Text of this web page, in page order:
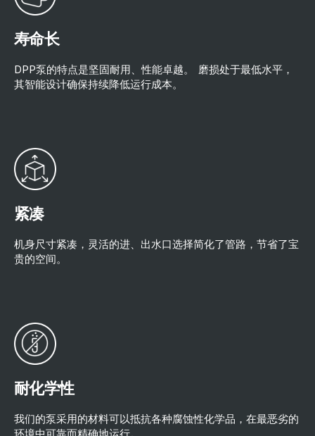
寿命长
DPP泵的特点是坚固耐用、性能卓越。 磨损处于最低水平，
其智能设计确保持续降低运行成本。
紧凑
机身尺寸紧凑，灵活的进、出水口选择简化了管路，节省了宝
贵的空间。
耐化学性
我们的泵采用的材料可以抵抗各种腐蚀性化学品，在最恶劣的